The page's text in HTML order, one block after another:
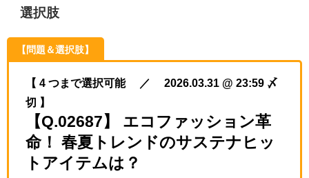
選択肢
【問題＆選択肢】
【 4 つまで選択可能 ／ 2026.03.31 @ 23:59 〆
切 】
【Q.02687】 エコファッション革
命！ 春夏トレンドのサステナヒッ
トアイテムは？